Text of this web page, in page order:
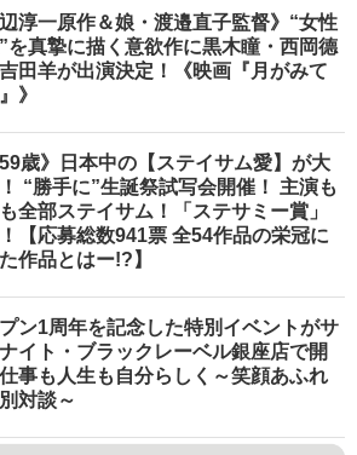
辺淳一原作＆娘・渡邉直子監督》“女性
を真摯に描く意欲作に黒木瞳・西岡德
田羊が出演決定！《映画『月がみて
》
59歳》日本中の【ステイサム愛】が大
“勝手に”生誕祭試写会開催！ 主演も
全部ステイサム！「ステサミー賞」
【応募総数941票 全54作品の栄冠に
作品とはー!?】
ン1周年を記念した特別イベントがサ
イト・ブラックレーベル銀座店で開
事も人生も自分らしく～笑顔あふれ
対談～